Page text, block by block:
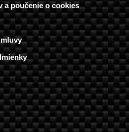
a poučenie o cookies